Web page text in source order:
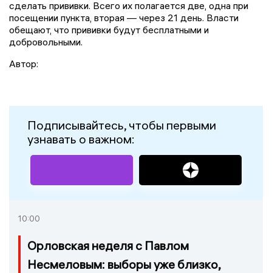
сделать прививки. Всего их полагается две, одна при
посещении пункта, вторая — через 21 день. Власти
обещают, что прививки будут бесплатными и
добровольными.
Автор:
Подписывайтесь, чтобы первыми
узнавать о важном:
10:00
Орловская неделя с Павлом
Несмеловым: выборы уже близко,